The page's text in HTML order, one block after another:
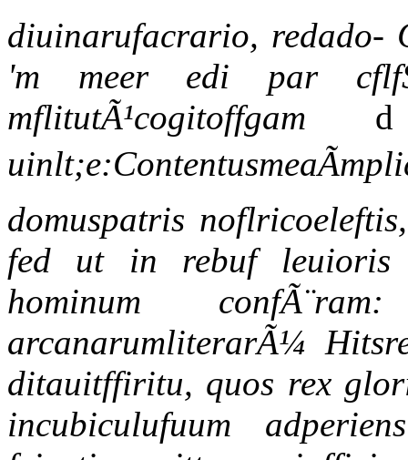
diuinarufacrario, redado-
'm meer edi par
mflitutÃ¹cogitoffgam
domuspatris
fed ut in rebuf leuioris
hominum
arcanarumliterarÃ¼
ditauitffiritu, quos rex
incubiculufuum